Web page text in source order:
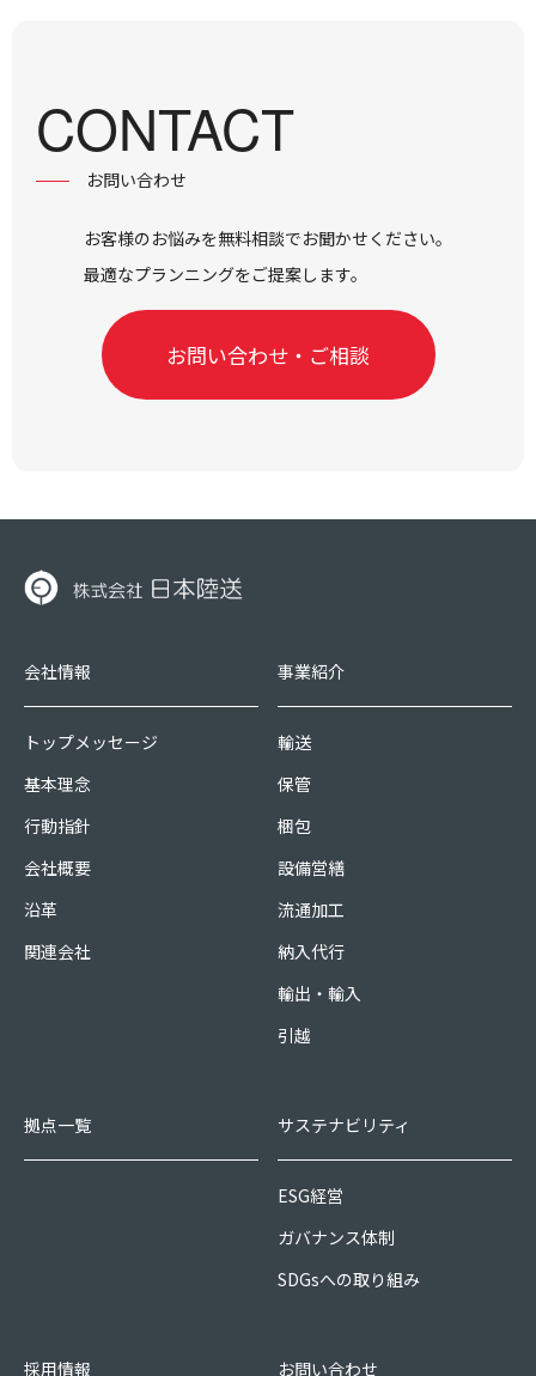
CONTACT
お問い合わせ
お客様のお悩みを無料相談でお聞かせください。
最適なプランニングをご提案します。
お問い合わせ・ご相談
会社情報
トップメッセージ
基本理念
行動指針
会社概要
沿革
関連会社
事業紹介
輸送
保管
梱包
設備営繕
流通加工
納入代行
輸出・輸入
引越
拠点一覧 サステナビリティ
ESG経営
ガバナンス体制
SDGsへの取り組み
採用情報 お問い合わせ